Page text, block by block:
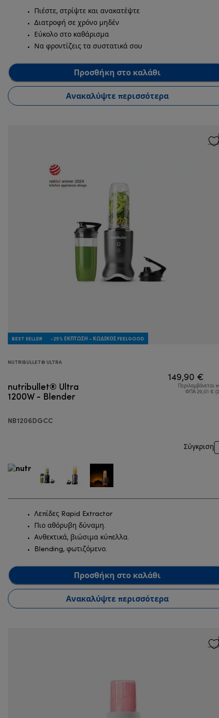
Πιέστε, στρίψτε και ανακατέψτε
Διατροφή σε χρόνο μηδέν
Εύκολο στο καθάρισμα
Να φροντίζεις τα συστατικά σου
Προσθήκη στο καλάθι
Ανακαλύψτε περισσότερα
BEST SELLER -25% ΈΚΠΤΩΣΗ - ΚΩΔΙΚΌΣ FEELGOOD
NUTRIBULLET® ULTRA
nutribullet® Ultra
1200W - Blender
NB1206DGCC
149,90 €
Περιλαμβάνεται
ΦΠΑ 29,01 €
Σύγκριση
Λεπίδες Rapid Extractor
Πιο αθόρυβη δύναμη.
Ανθεκτικά, βιώσιμα κύπελλα.
Blending, φωτιζόμενο.
Προσθήκη στο καλάθι
Ανακαλύψτε περισσότερα